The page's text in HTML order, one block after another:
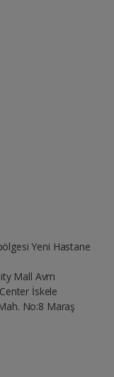
Yeni Hastane
Mall Avm
İskele
No:8 Maraş